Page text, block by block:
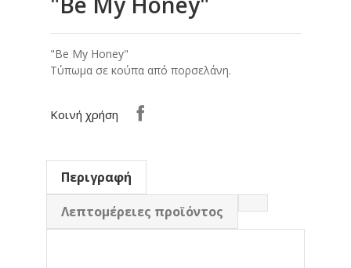
"Be My Honey"
Τύπωμα σε κούπα από πορσελάνη.
Κοινή χρήση
Περιγραφή
Λεπτομέρειες προϊόντος